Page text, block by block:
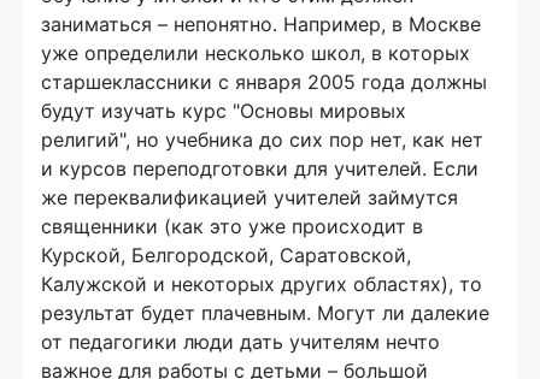
заниматься – непонятно. Например, в Москве
уже определили несколько школ, в которых
старшеклассники с января 2005 года должны
будут изучать курс "Основы мировых
религий", но учебника до сих пор нет, как нет
и курсов переподготовки для учителей. Если
же переквалификацией учителей займутся
священники (как это уже происходит в
Курской, Белгородской, Саратовской,
Калужской и некоторых других областях), то
результат будет плачевным. Могут ли далекие
от педагогики люди дать учителям нечто
важное для работы с детьми – большой